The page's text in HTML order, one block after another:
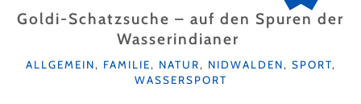
Goldi-Schatzsuche – auf den Spuren der
Wasserindianer
KATEGORIEN
ALLGEMEIN, FAMILIE, NATUR, NIDWALDEN, SPORT,
WASSERSPORT